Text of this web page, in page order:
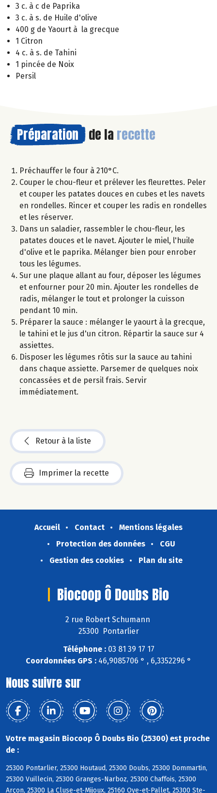
3 c. à c de Paprika
3 c. à s. de Huile d'olive
400 g de Yaourt à la grecque
1 Citron
4 c. à s. de Tahini
1 pincée de Noix
Persil
Préparation de la recette
Préchauffer le four à 210°C.
Couper le chou-fleur et prélever les fleurettes. Peler
et couper les patates douces en cubes et les navets
en rondelles. Rincer et couper les radis en rondelles
et les réserver.
Dans un saladier, rassembler le chou-fleur, les
patates douces et le navet. Ajouter le miel, l'huile
d'olive et le paprika. Mélanger bien pour enrober
tous les légumes.
Sur une plaque allant au four, déposer les légumes
et enfourner pour 20 min. Ajouter les rondelles de
radis, mélanger le tout et prolonger la cuisson
pendant 10 min.
Préparer la sauce : mélanger le yaourt à la grecque,
le tahini et le jus d'un citron. Répartir la sauce sur 4
assiettes.
Disposer les légumes rôtis sur la sauce au tahini
dans chaque assiette. Parsemer de quelques noix
concassées et de persil frais. Servir
immédiatement.
Retour à la liste
Imprimer la recette
Accueil Contact
Mentions légales
Protection des données
CGU
Gestion des cookies
Plan du site
Biocoop Ô Doubs Bio
2 rue Robert Schumann
25300 Pontarlier
Téléphone :03 81 39 17 17
Coordonnées GPS : 46,9085706 ° , 6,3352296 °
Nous suivre sur
Votre magasin Biocoop Ô Doubs Bio (25300) est proche
de :
25300 Pontarlier, 25300 Houtaud, 25300 Doubs, 25300 Dommartin,
25300 Vuillecin, 25300 Granges-Narboz, 25300 Chaffois, 25300
Arçon, 25300 La Cluse-et-Mijoux, 25160 Oye-et-Pallet, 25300 Ste-